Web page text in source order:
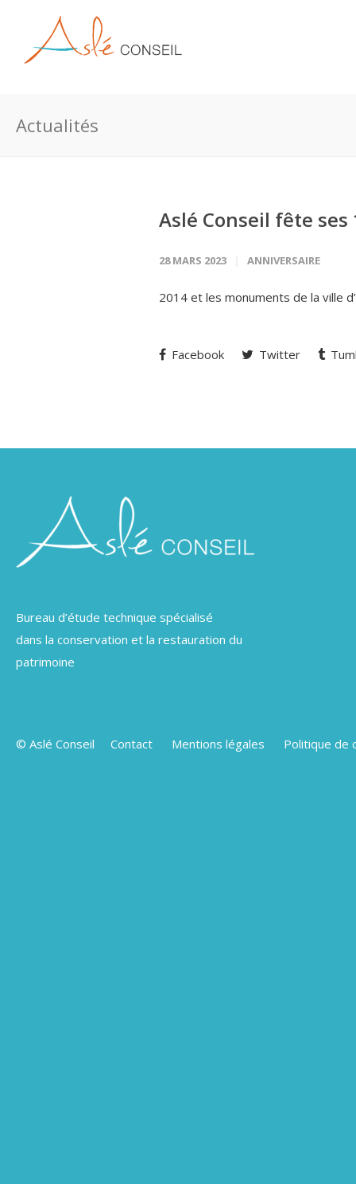
Actualités
Aslé Conseil fête ses
28 MARS 2023 ANNIVERSAIRE
2014 et les monuments de la ville
Facebook Twitter
Bureau d’étude technique spécialisé
dans la conservation et la restauration du
patrimoine
© Aslé Conseil Contact Mentions légales Politique de